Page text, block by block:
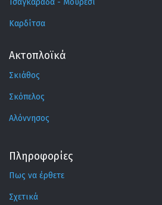
Τσαγκαράδα - Μούρεσι
Καρδίτσα
Ακτοπλοϊκά
Σκιάθος
Σκόπελος
Αλόννησος
Πληροφορίες
Πως να έρθετε
Σχετικά